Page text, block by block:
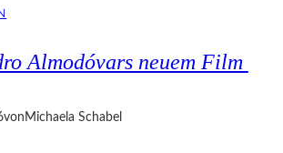
Almodóvars neuem Film
von Michaela Schabel